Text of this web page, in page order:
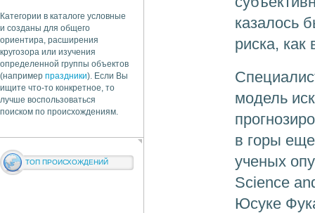
Категории в каталоге условные
и созданы для общего
ориентира, расширения
кругозора или изучения
определенной группы объектов
(например праздники). Если Вы
ищите что-то конкретное, то
лучше воспользоваться
поиском по происхождениям.
ТОП ПРОИСХОЖДЕНИЙ
казалось
риска,
модель
в горы
ученых
Science
Юсуке